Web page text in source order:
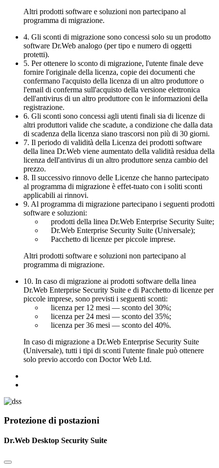
Altri prodotti software e soluzioni non partecipano al
programma di migrazione.
4. Gli sconti di migrazione sono concessi solo su un prodotto
software Dr.Web analogo (per tipo e numero di oggetti
protetti).
5. Per ottenere lo sconto di migrazione, l'utente finale deve
fornire l'originale della licenza, copie dei documenti che
confermano l'acquisto della licenza di un altro produttore o
l'email di conferma sull'acquisto della versione elettronica
dell'antivirus di un altro produttore con le informazioni della
registrazione.
6. Gli sconti sono concessi agli utenti finali sia di licenze di
altri produttori valide che scadute, a condizione che dalla data
di scadenza della licenza siano trascorsi non più di 30 giorni.
7. Il periodo di validità della Licenza dei prodotti software
della linea Dr.Web viene aumentato della validità residua della
licenza dell'antivirus di un altro produttore senza cambio del
prezzo.
8. Il successivo rinnovo delle Licenze che hanno partecipato
al programma di migrazione è effet-tuato con i soliti sconti
applicabili ai rinnovi.
9. Al programma di migrazione partecipano i seguenti prodotti
software e soluzioni:
prodotti della linea Dr.Web Enterprise Security Suite;
Dr.Web Enterprise Security Suite (Universale);
Pacchetto di licenze per piccole imprese.
Altri prodotti software e soluzioni non partecipano al
programma di migrazione.
10. In caso di migrazione ai prodotti software della linea
Dr.Web Enterprise Security Suite e di Pacchetto di licenze per
piccole imprese, sono previsti i seguenti sconti:
licenza per 12 mesi — sconto del 30%;
licenza per 24 mesi — sconto del 35%;
licenza per 36 mesi — sconto del 40%.
In caso di migrazione a Dr.Web Enterprise Security Suite
(Universale), tutti i tipi di sconti l'utente finale può ottenere
solo previo accordo con Doctor Web Ltd.
Protezione di postazioni
Dr.Web Desktop Security Suite